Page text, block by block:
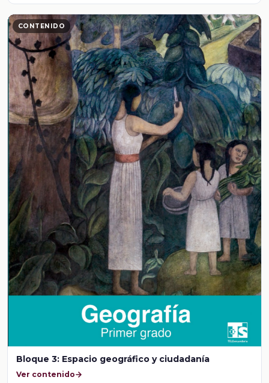
CONTENIDO
Bloque 3: Espacio geográfico y ciudadanía
Ver contenido